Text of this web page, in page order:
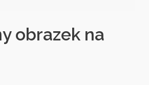
obrazek na